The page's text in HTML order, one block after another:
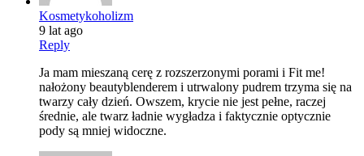
Kosmetykoholizm
9 lat ago
Reply
Ja mam mieszaną cerę z rozszerzonymi porami i Fit me!
nałożony beautyblenderem i utrwalony pudrem trzyma się na
twarzy cały dzień. Owszem, krycie nie jest pełne, raczej
średnie, ale twarz ładnie wygładza i faktycznie optycznie
pody są mniej widoczne.